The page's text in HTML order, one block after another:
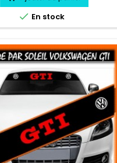
 En stock